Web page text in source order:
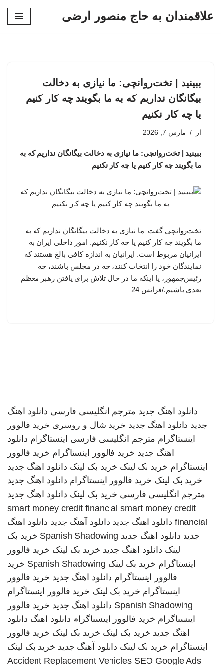
علاقمندان به حاج منصور ارضی
ببینید | تخت‌روانچی: ما نیازی به دخالت
بیگانگان نداریم که به ما بگویند چه کار کنیم
یا چه کار نکنیم
از مارس 7, 2026
ببینید | تخت‌روانچی: ما نیازی به دخالت بیگانگان نداریم که به
ما بگویند چه کار کنیم یا چه کار نکنیم
تخت‌روانچی گفت: ما نیازی به دخالت بیگانگان نداریم که به
ما بگویند چه کار کنیم یا چه کار نکنیم. امور داخلی ایران به
ایرانیان مربوط است. ایرانیان به اندازه کافی بالغ هستند که
نمایندگان خود را انتخاب کنند، چه در مجلس باشند، چه
رئیس‌جمهور، یا اینکه ما در حال تلاش برای یافتن رهبر معظم
بعدی باشیم./فرانس 24
دانلود اهنگ جدید مترجم انگلیسی فارسی دانلود اهنگ
جدید دانلود اهنگ جدید خرید شال و روسری خرید فالوور
اینستاگرام مترجم انگلیسی فارسی اینستاگرام دانلود
اهنگ جدید خرید فالوور اینستاگرام خرید فالوور
اینستاگرام خرید بک لینک خرید بک لینک دانلود اهنگ جدید
خرید بک لینک خرید فالوور اینستاگرام دانلود اهنگ جدید
مترجم انگلیسی فارسی خرید بک لینک دانلود اهنگ جدید
smart money credit financial smart money credit
financial دانلود اهنگ جدید دانلود آهنگ جدید دانلود اهنگ
جدید دانلود اهنگ جدید Spanish Shadowing خرید بک
لینک دانلود اهنگ جدید خرید بک لینک خرید فالوور
اینستاگرام خرید بک لینک Spanish Shadowing خرید
فالوور اینستاگرام دانلود اهنگ جدید خرید فالوور
اینستاگرام خرید بک لینک خرید فالوور اینستاگرام
Spanish Shadowing دانلود اهنگ جدید خرید فالوور
اینستاگرام خرید فالوور اینستاگرام دانلود اهنگ دانلود
اهنگ جدید خرید بک لینک خرید بک لینک خرید فالوور
اینستاگرام خرید بک لینک دانلود آهنگ جدید خرید بک لینک
Accident Replacement Vehicles SEO Google Ads